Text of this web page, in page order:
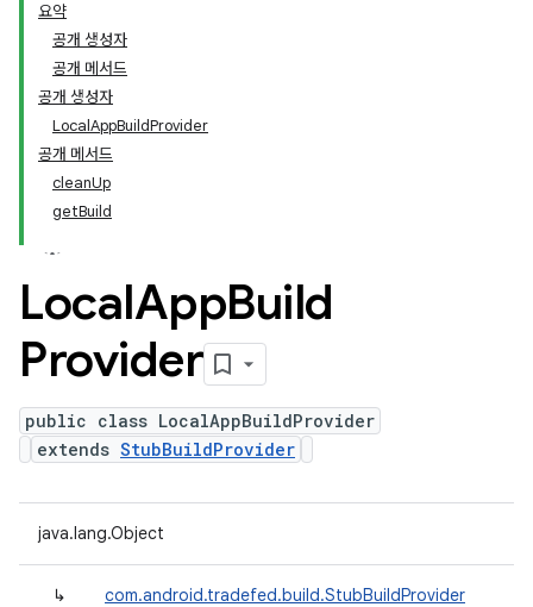
요약
공개 생성자
공개 메서드
공개 생성자
LocalAppBuildProvider
공개 메서드
cleanUp
getBuild
LocalAppBuild
Provider
public class LocalAppBuildProvider
extends StubBuildProvider
java.lang.Object
↳ com.android.tradefed.build.StubBuildProvider